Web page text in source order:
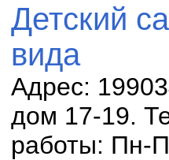
Детский
вида
Адрес:
дом 17-19.
работы: Пн-